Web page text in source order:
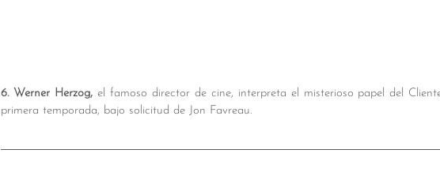
6. Werner Herzog, el famoso director de cine, interpreta el misterioso papel del
primera temporada, bajo solicitud de Jon Favreau.